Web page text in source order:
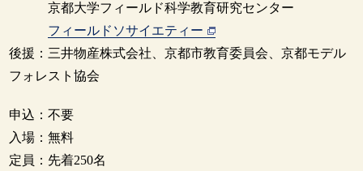
京都大学フィールド科学教育研究センター
フィールドソサイエティー
後援：三井物産株式会社、京都市教育委員会、京都モデル
フォレスト協会
申込：不要
入場：無料
定員：先着250名